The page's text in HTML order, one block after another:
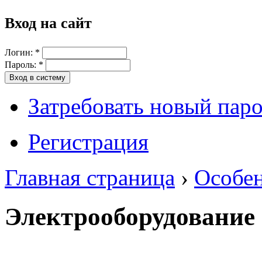
Вход на сайт
Логин: *
Пароль: *
Затребовать новый
Регистрация
Главная страница ›
Электрооборудование